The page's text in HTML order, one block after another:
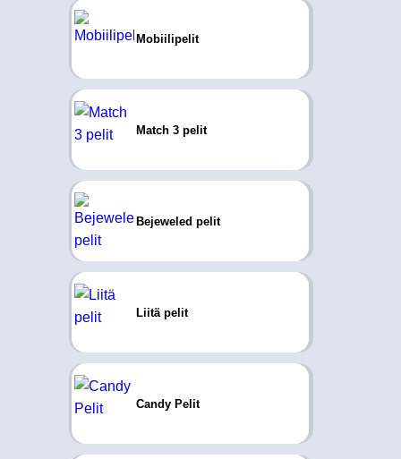
Mobiilipelit
Match 3 pelit
Bejeweled pelit
Liitä pelit
Candy Pelit